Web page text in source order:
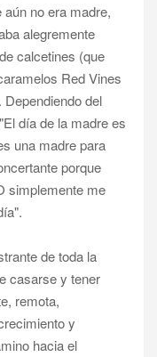
no era madre,
alegremente
calcetines (que
Red Vines
Dependiendo del
día de la madre es
una madre para
porque
simplemente me
de toda la
casarse y tener
remota,
y
hacia el